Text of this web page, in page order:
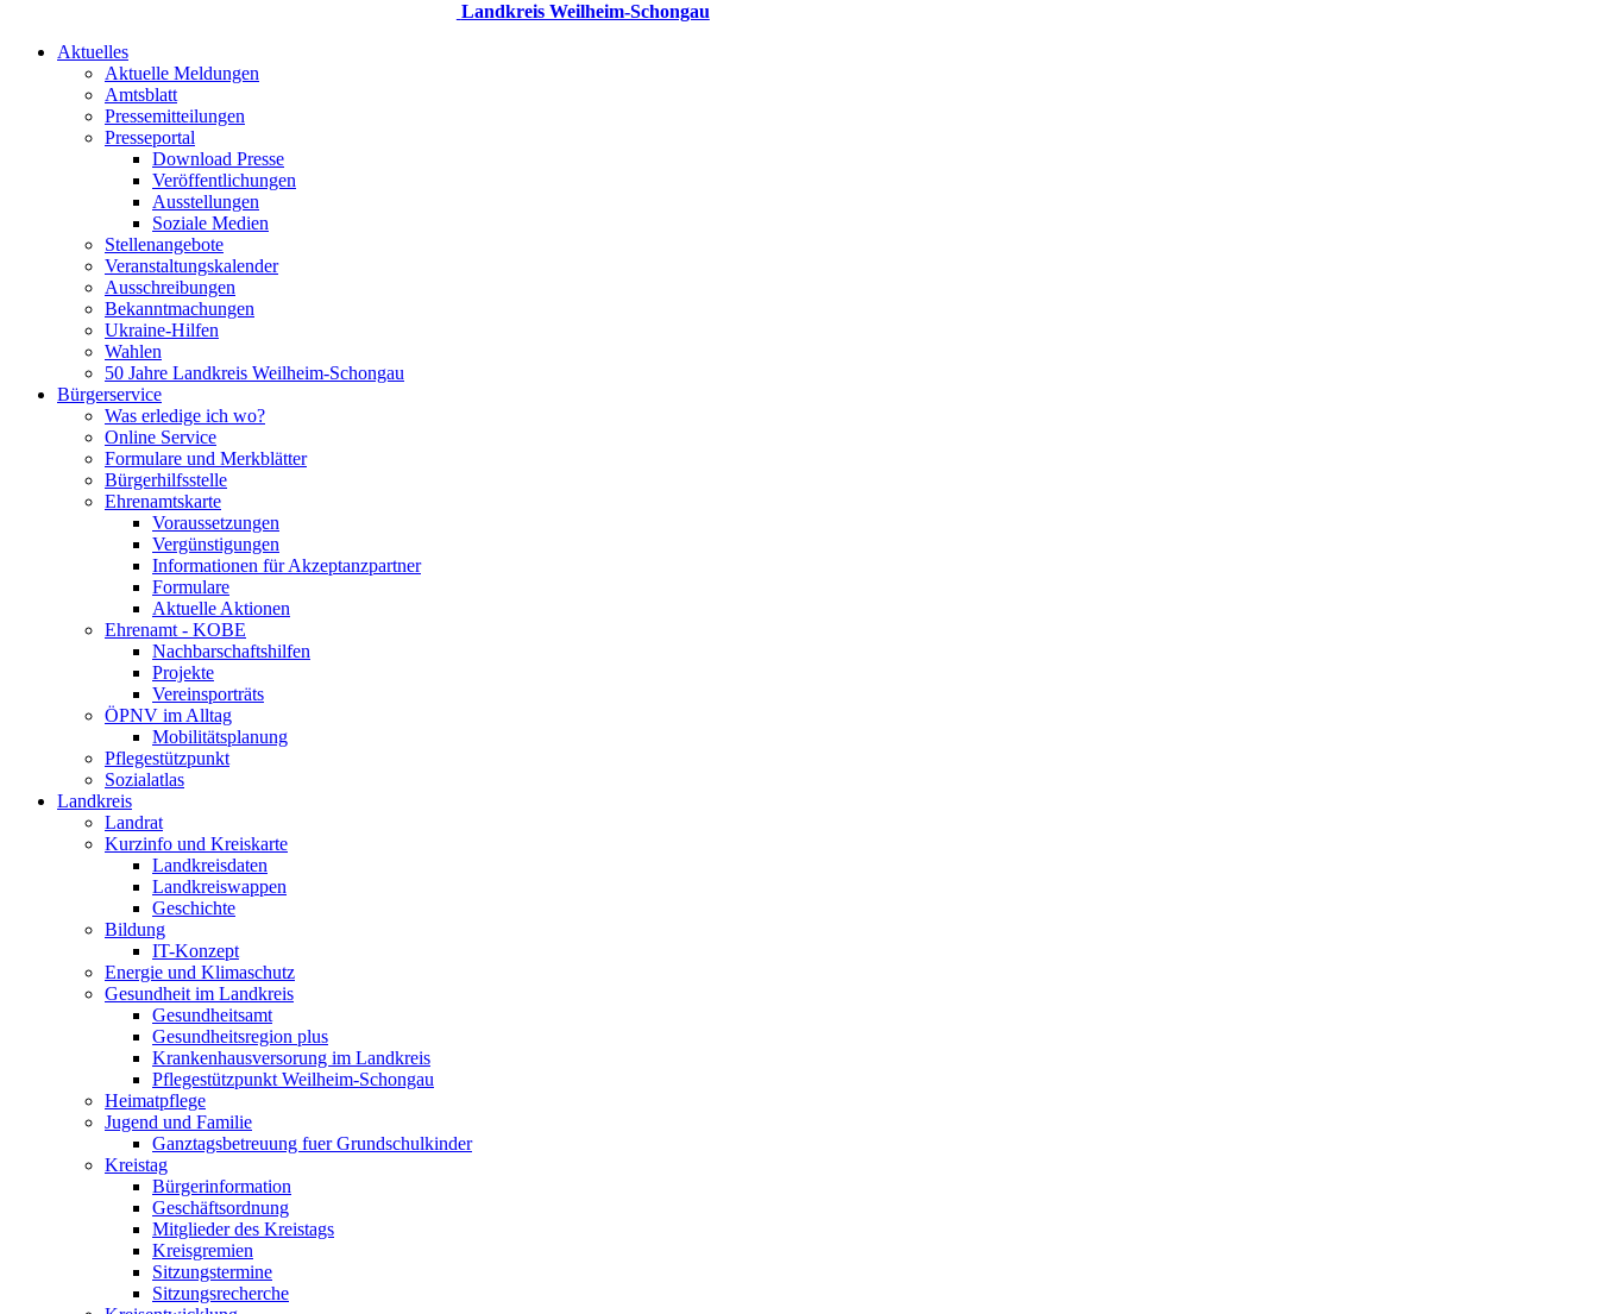
Landkreis Weilheim-Schongau
Aktuelles
Aktuelle Meldungen
Amtsblatt
Pressemitteilungen
Presseportal
Download Presse
Veröffentlichungen
Ausstellungen
Soziale Medien
Stellenangebote
Veranstaltungskalender
Ausschreibungen
Bekanntmachungen
Ukraine-Hilfen
Wahlen
50 Jahre Landkreis Weilheim-Schongau
Bürgerservice
Was erledige ich wo?
Online Service
Formulare und Merkblätter
Bürgerhilfsstelle
Ehrenamtskarte
Voraussetzungen
Vergünstigungen
Informationen für Akzeptanzpartner
Formulare
Aktuelle Aktionen
Ehrenamt - KOBE
Nachbarschaftshilfen
Projekte
Vereinsporträts
ÖPNV im Alltag
Mobilitätsplanung
Pflegestützpunkt
Sozialatlas
Landkreis
Landrat
Kurzinfo und Kreiskarte
Landkreisdaten
Landkreiswappen
Geschichte
Bildung
IT-Konzept
Energie und Klimaschutz
Gesundheit im Landkreis
Gesundheitsamt
Gesundheitsregion plus
Krankenhausversorung im Landkreis
Pflegestützpunkt Weilheim-Schongau
Heimatpflege
Jugend und Familie
Ganztagsbetreuung fuer Grundschulkinder
Kreistag
Bürgerinformation
Geschäftsordnung
Mitglieder des Kreistags
Kreisgremien
Sitzungstermine
Sitzungsrecherche